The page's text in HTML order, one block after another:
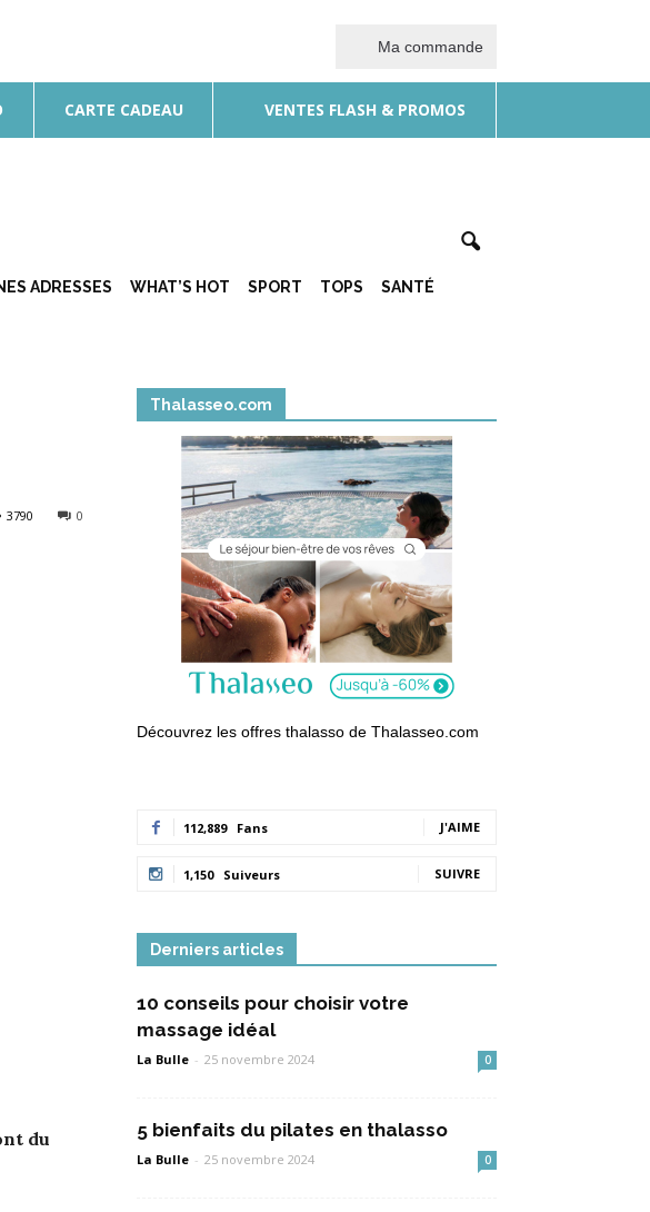
Ma commande
CARTE CADEAU VENTES FLASH & PROMOS
ADRESSES WHAT’S HOT SPORT TOPS SANTÉ
0
3790
du
Thalasseo.com
Découvrez les offres thalasso de Thalasseo.com
112,889 Fans J'AIME
1,150 Suiveurs SUIVRE
Derniers articles
10 conseils pour choisir votre
massage idéal
La Bulle - 25 novembre 2024 0
5 bienfaits du pilates en thalasso
La Bulle - 25 novembre 2024 0